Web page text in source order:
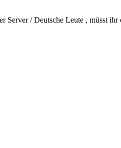
Server / Deutsche Leute , müsst